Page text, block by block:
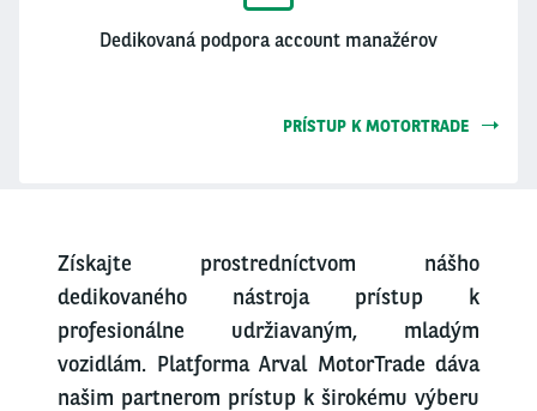
Dedikovaná podpora account manažérov
PRÍSTUP K MOTORTRADE
Získajte prostredníctvom nášho
dedikovaného nástroja prístup k
profesionálne udržiavaným, mladým
vozidlám. Platforma Arval MotorTrade dáva
našim partnerom prístup k širokému výberu